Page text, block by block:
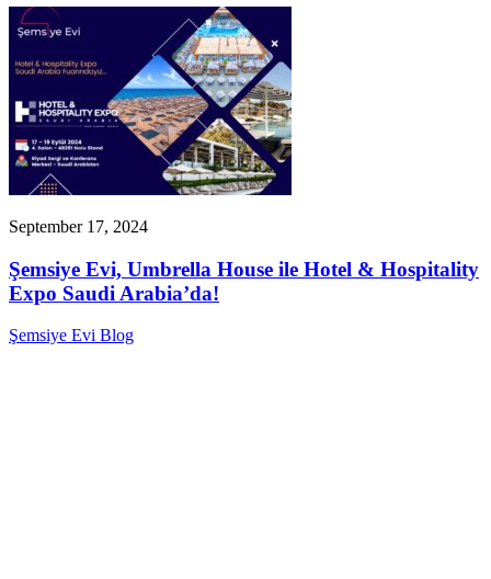
September 17, 2024
Şemsiye Evi, Umbrella House ile Hotel & Hospitality
Expo Saudi Arabia’da!
Şemsiye Evi Blog